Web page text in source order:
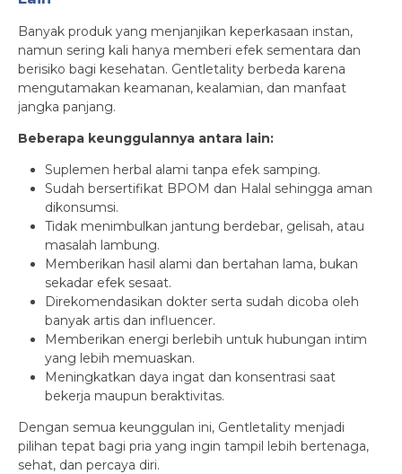
Banyak produk yang menjanjikan keperkasaan instan,
namun sering kali hanya memberi efek sementara dan
berisiko bagi kesehatan. Gentletality berbeda karena
mengutamakan keamanan, kealamian, dan manfaat
jangka panjang.
Beberapa keunggulannya antara lain:
Suplemen herbal alami tanpa efek samping.
Sudah bersertifikat BPOM dan Halal sehingga aman
dikonsumsi.
Tidak menimbulkan jantung berdebar, gelisah, atau
masalah lambung.
Memberikan hasil alami dan bertahan lama, bukan
sekadar efek sesaat.
Direkomendasikan dokter serta sudah dicoba oleh
banyak artis dan influencer.
Memberikan energi berlebih untuk hubungan intim
yang lebih memuaskan.
Meningkatkan daya ingat dan konsentrasi saat
bekerja maupun beraktivitas.
Dengan semua keunggulan ini, Gentletality menjadi
pilihan tepat bagi pria yang ingin tampil lebih bertenaga,
sehat, dan percaya diri.